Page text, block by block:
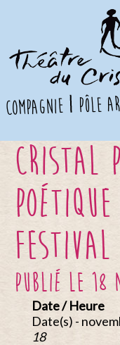
compagnie pôle
Cristal
publié le 18
Date / Heure
Date(s) -
18